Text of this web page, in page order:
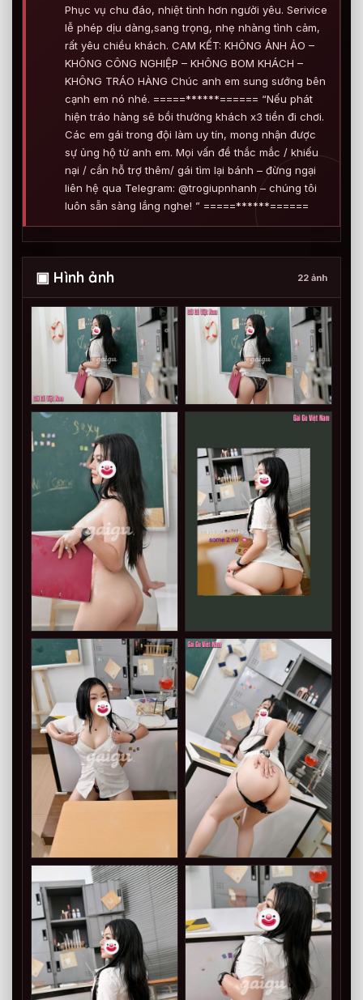
Phục vụ chu đáo, nhiệt tình hơn người yêu. Serivice
lễ phép dịu dàng,sang trọng, nhẹ nhàng tình cảm,
rất yêu chiều khách. CAM KẾT: KHÔNG ẢNH ẢO –
KHÔNG CÔNG NGHIỆP – KHÔNG BOM KHÁCH –
KHÔNG TRÁO HÀNG Chúc anh em sung sướng bên
cạnh em nó nhé. =====******====== “Nếu phát
hiện tráo hàng sẽ bồi thường khách x3 tiền đi chơi.
Các em gái trong đội làm uy tín, mong nhận được
sự ủng hộ từ anh em. Mọi vấn đề thắc mắc / khiếu
nại / cần hỗ trợ thêm/ gái tìm lại bánh – đừng ngại
liên hệ qua Telegram: @trogiupnhanh – chúng tôi
luôn sẵn sàng lắng nghe! ” =====******======
▣ Hình ảnh 22 ảnh